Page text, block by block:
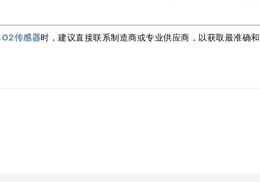
传感器时，建议直接联系制造商或专业供应商，以获取最准确和